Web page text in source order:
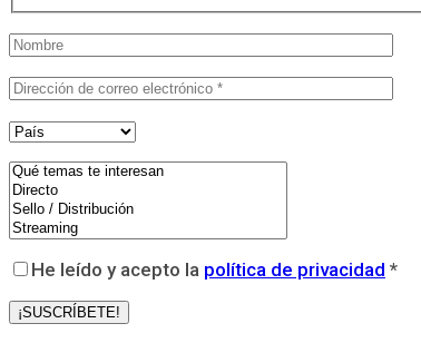
He leído y acepto la política de privacidad *